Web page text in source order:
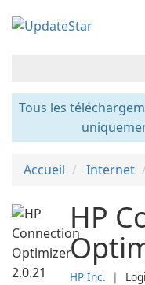
Tous les
Accueil Internet
HP
HP Inc. ❘